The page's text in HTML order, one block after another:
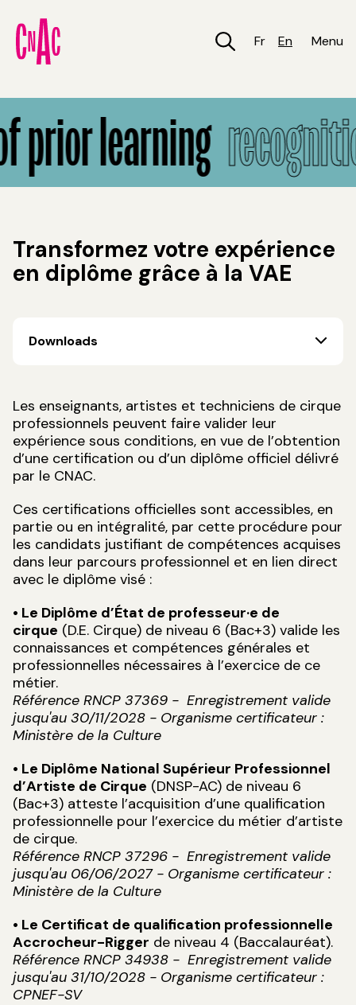
main
content
Fr En Menu
learning
Transformez votre expérience
en diplôme grâce à la VAE
Downloads
Les enseignants, artistes et techniciens de cirque
professionnels peuvent faire valider leur
expérience sous conditions, en vue de l’obtention
d’une certification ou d’un diplôme officiel délivré
par le CNAC.
Ces certifications officielles sont accessibles, en
partie ou en intégralité, par cette procédure pour
les candidats justifiant de compétences acquises
dans leur parcours professionnel et en lien direct
avec le diplôme visé :
• Le Diplôme d’État de professeur·e de
cirque (D.E. Cirque) de niveau 6 (Bac+3) valide les
connaissances et compétences générales et
professionnelles nécessaires à l’exercice de ce
métier.
Référence RNCP 37369 - Enregistrement valide
jusqu'au 30/11/2028 - Organisme certificateur :
Ministère de la Culture
• Le Diplôme National Supérieur Professionnel
d’Artiste de Cirque (DNSP-AC) de niveau 6
(Bac+3) atteste l’acquisition d’une qualification
professionnelle pour l’exercice du métier d’artiste
de cirque.
Référence RNCP 37296 - Enregistrement valide
jusqu'au 06/06/2027 - Organisme certificateur :
Ministère de la Culture
• Le Certificat de qualification professionnelle
Accrocheur-Rigger de niveau 4 (Baccalauréat).
Référence RNCP 34938 - Enregistrement valide
jusqu'au 31/10/2028 - Organisme certificateur :
CPNEF-SV